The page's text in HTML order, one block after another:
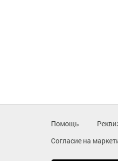
Помощь
Согласие на